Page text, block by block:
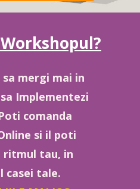
mergi mai in
Implementezi
comanda
si il poti
ritmul tau, in
casei tale.